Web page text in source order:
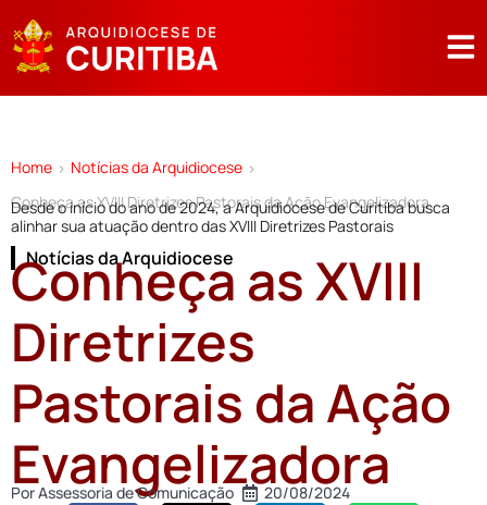
Home > Notícias da Arquidiocese >
Conheça as XVIII Diretrizes Pastorais da Ação Evangelizadora
Desde o início do ano de 2024, a Arquidiocese de Curitiba busca
alinhar sua atuação dentro das XVIII Diretrizes Pastorais
Notícias da Arquidiocese
Conheça as XVIII
Diretrizes
Pastorais da Ação
Evangelizadora
PorAssessoria de Comunicação 20/08/2024